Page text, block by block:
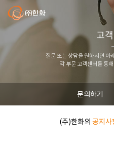
㈜한화
고
질문 또는 상담을 원하시면 아
각 부문 고객센터를 통
문의하기
(주)한화의 공지사